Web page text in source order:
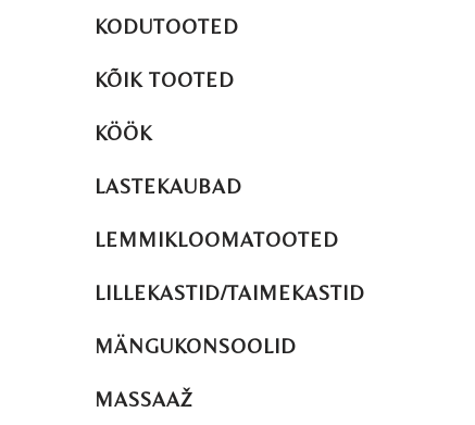
KODUTOOTED
KÕIK TOOTED
KÖÖK
LASTEKAUBAD
LEMMIKLOOMATOOTED
LILLEKASTID/TAIMEKASTID
MÄNGUKONSOOLID
MASSAAŽ